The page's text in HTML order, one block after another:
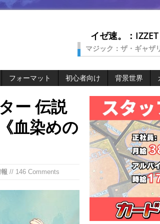
イゼ速。：
マジック：ザ・ギャザ
フォーマット 初心者向け 背景世界
ー 伝説
血染めの
// 146 Comments